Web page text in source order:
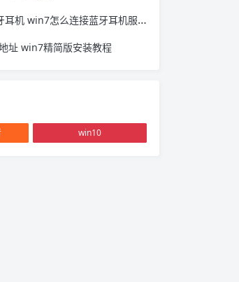
win7怎么连接蓝牙耳机服务没有选项
址 win7精简版安装教程
win10